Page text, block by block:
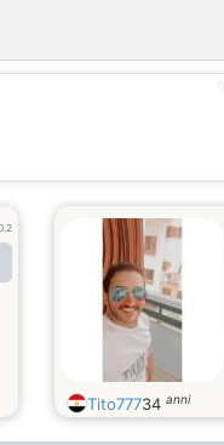
Tito77734 anni